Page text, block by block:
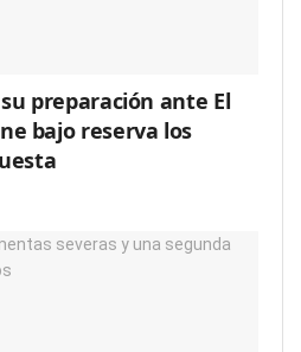
preparación ante El
bajo reserva los